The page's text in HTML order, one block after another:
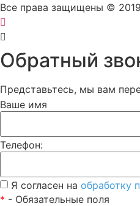
Все права защищены © 2019
Обратный
Представьтесь, мы вам
Ваше имя
Телефон:
Я согласен на обработку
* - Обязательные поля